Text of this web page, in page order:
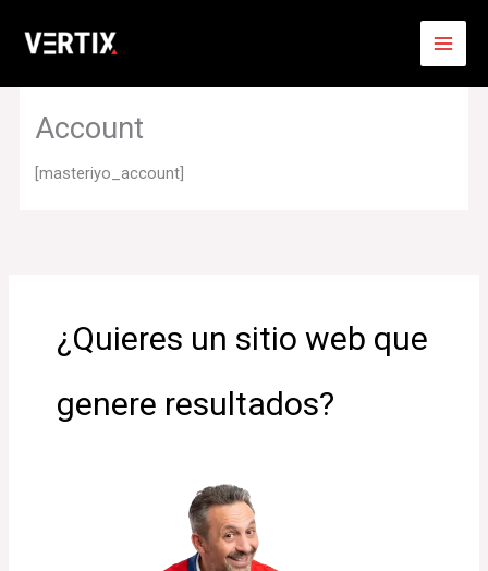
contenido
Account
[masteriyo_account]
¿Quieres un sitio web que
genere resultados?